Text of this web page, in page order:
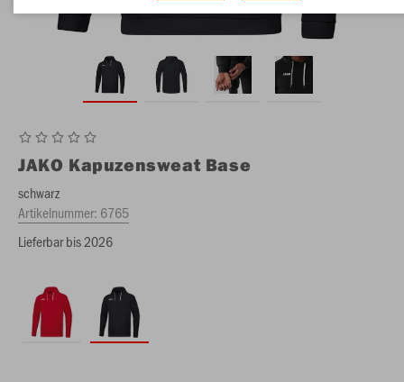
JAKO Kapuzensweat Base
schwarz
Artikelnummer: 6765
Lieferbar bis 2026